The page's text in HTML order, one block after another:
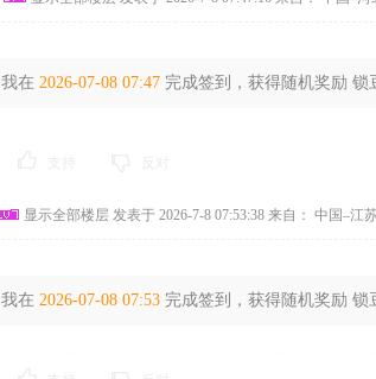
我在 2026-07-08 07:47 完成签到，获得随机奖励 锁
显示全部楼层 发表于 2026-7-8 07:53:38 来自： 中国–江
我在 2026-07-08 07:53 完成签到，获得随机奖励 锁